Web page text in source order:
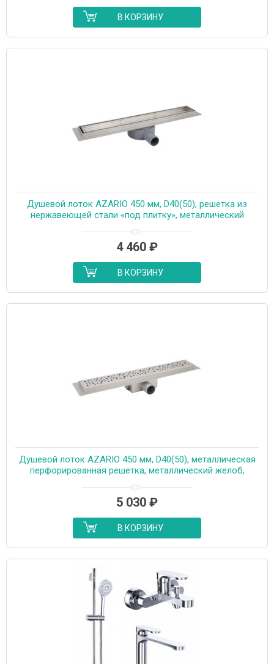
В КОРЗИНУ
Душевой лоток AZARIO 450 мм, D40(50), решетка из
нержавеющей стали «под плитку», металлический
(AZT3TILE450)
4 460 ₽
В КОРЗИНУ
Душевой лоток AZARIO 450 мм, D40(50), металлическая
перфорированная решетка, металлический желоб,
5 030 ₽
В КОРЗИНУ